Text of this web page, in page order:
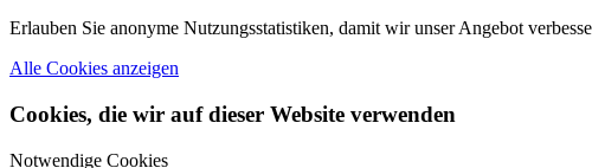
Erlauben Sie anonyme Nutzungsstatistiken, damit wir unser Angebot
Alle Cookies anzeigen
Cookies, die wir auf dieser Website verwenden
Notwendige Cookies